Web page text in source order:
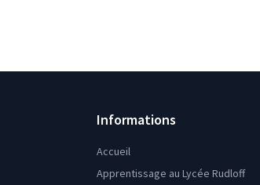
Informations
Accueil
Apprentissage au Lycée Rudloff